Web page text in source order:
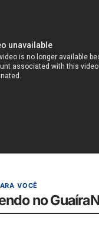
VOCÊ
no